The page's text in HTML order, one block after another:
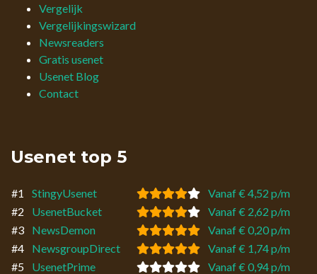
Vergelijk
Vergelijkingswizard
Newsreaders
Gratis usenet
Usenet Blog
Contact
Usenet top 5
#1 StingyUsenet
Vanaf € 4,52 p/m
#2
UsenetBucket
Vanaf € 2,62 p/m
#3
NewsDemon
Vanaf € 0,20 p/m
#4
NewsgroupDirect
Vanaf € 1,74 p/m
#5
UsenetPrime Vanaf € 0,94 p/m